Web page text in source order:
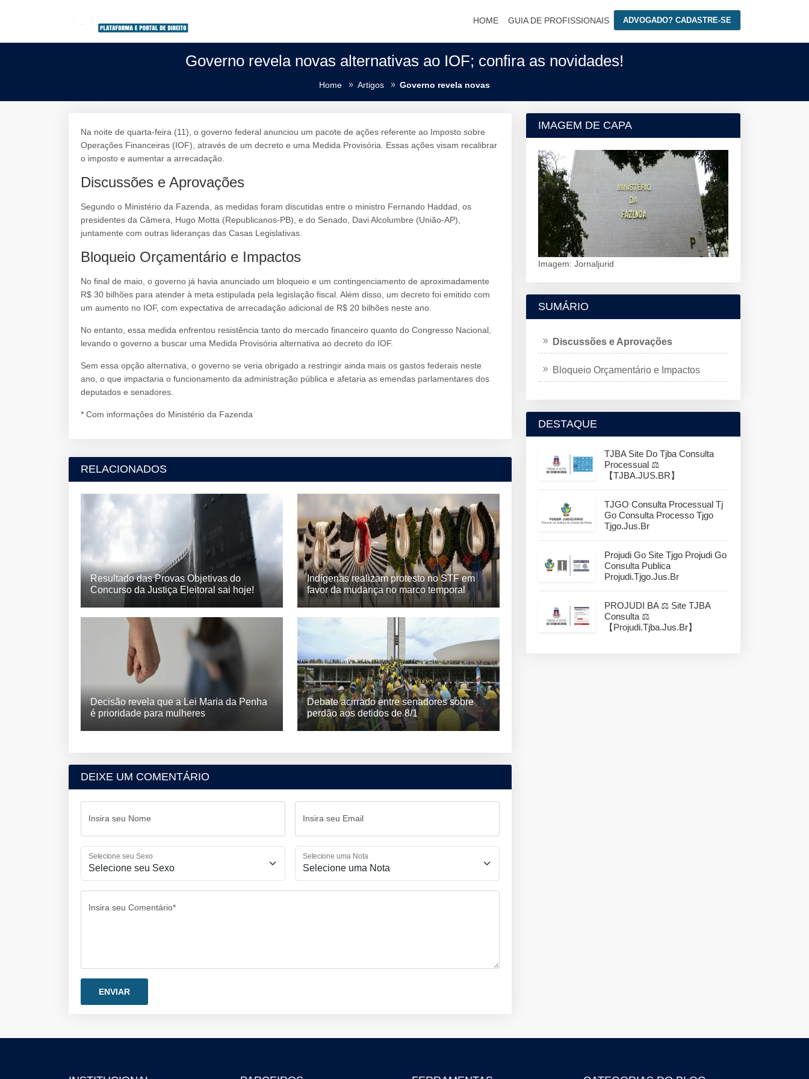
HOME GUIA DE PROFISSIONAIS ADVOGADO? CADASTRE-SE
Governo revela novas alternativas ao IOF; confira as novidades!
Home Artigos Governo revela novas
Na noite de quarta-feira (11), o governo federal anunciou um pacote de ações referente ao Imposto sobre
Operações Financeiras (IOF), através de um decreto e uma Medida Provisória. Essas ações visam recalibrar
o imposto e aumentar a arrecadação.
Discussões e Aprovações
Segundo o Ministério da Fazenda, as medidas foram discutidas entre o ministro Fernando Haddad, os
presidentes da Câmera, Hugo Motta (Republicanos-PB), e do Senado, Davi Alcolumbre (União-AP),
juntamente com outras lideranças das Casas Legislativas.
Bloqueio Orçamentário e Impactos
No final de maio, o governo já havia anunciado um bloqueio e um contingenciamento de aproximadamente
R$ 30 bilhões para atender à meta estipulada pela legislação fiscal. Além disso, um decreto foi emitido com
um aumento no IOF, com expectativa de arrecadação adicional de R$ 20 bilhões neste ano.
No entanto, essa medida enfrentou resistência tanto do mercado financeiro quanto do Congresso Nacional,
levando o governo a buscar uma Medida Provisória alternativa ao decreto do IOF.
Sem essa opção alternativa, o governo se veria obrigado a restringir ainda mais os gastos federais neste
ano, o que impactaria o funcionamento da administração pública e afetaria as emendas parlamentares dos
deputados e senadores.
* Com informações do Ministério da Fazenda
RELACIONADOS
Resultado das Provas Objetivas do
Concurso da Justiça Eleitoral sai hoje!
Indígenas realizam protesto no STF em
favor da mudança no marco temporal
Decisão revela que a Lei Maria da Penha
é prioridade para mulheres
Debate acirrado entre senadores sobre
perdão aos detidos de 8/1
DEIXE UM COMENTÁRIO
Insira seu Nome Insira seu Email
Selecione seu Sexo Selecione uma Nota
Insira seu Comentário*
IMAGEM DE CAPA
Imagem: Jornaljurid
SUMÁRIO
Discussões e Aprovações
Bloqueio Orçamentário e Impactos
DESTAQUE
TJBA Site Do Tjba Consulta
Processual ⚖️
【TJBA.JUS.BR】
TJGO Consulta Processual Tj
Go Consulta Processo Tjgo
Tjgo.jus.br
Projudi Go Site Tjgo Projudi Go
Consulta Publica
Projudi.tjgo.jus.br
PROJUDI BA ⚖️ Site TJBA
Consulta ⚖️
【projudi.tjba.jus.br】